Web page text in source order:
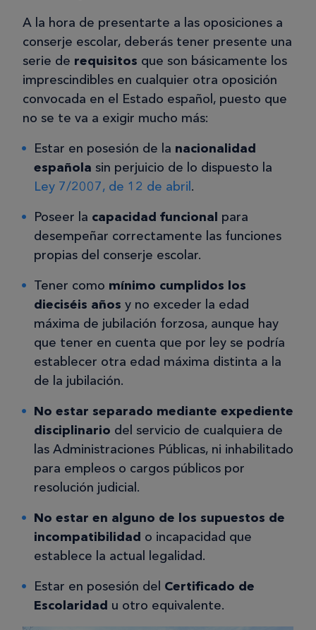
A la hora de presentarte a las oposiciones a
conserje escolar, deberás tener presente una
serie de requisitos que son básicamente los
imprescindibles en cualquier otra oposición
convocada en el Estado español, puesto que
no se te va a exigir mucho más:
Estar en posesión de la nacionalidad
española sin perjuicio de lo dispuesto la
Ley 7/2007, de 12 de abril .
Poseer la capacidad funcional para
desempeñar correctamente las funciones
propias del conserje escolar.
Tener como mínimo cumplidos los
dieciséis años y no exceder la edad
máxima de jubilación forzosa, aunque hay
que tener en cuenta que por ley se podría
establecer otra edad máxima distinta a la
de la jubilación.
No estar separado mediante expediente
disciplinario del servicio de cualquiera de
las Administraciones Públicas, ni inhabilitado
para empleos o cargos públicos por
resolución judicial.
No estar en alguno de los supuestos de
incompatibilidad o incapacidad que
establece la actual legalidad.
Estar en posesión del Certificado de
Escolaridad u otro equivalente.